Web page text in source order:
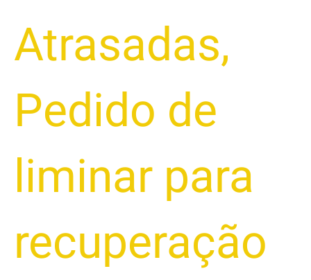
Atrasadas,
Pedido de
liminar para
recuperação